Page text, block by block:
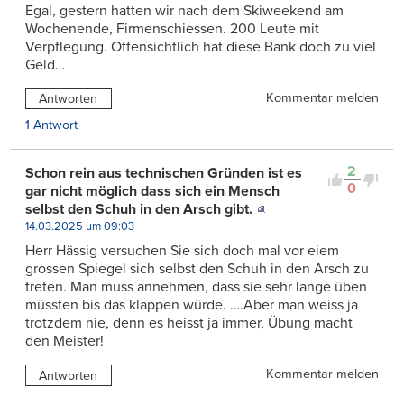
Egal, gestern hatten wir nach dem Skiweekend am
Wochenende, Firmenschiessen. 200 Leute mit
Verpflegung. Offensichtlich hat diese Bank doch zu viel
Geld…
Antworten
Kommentar melden
1 Antwort
2
0
Schon rein aus technischen Gründen ist es
gar nicht möglich dass sich ein Mensch
selbst den Schuh in den Arsch gibt.
14.03.2025 um 09:03
Herr Hässig versuchen Sie sich doch mal vor eiem
grossen Spiegel sich selbst den Schuh in den Arsch zu
treten. Man muss annehmen, dass sie sehr lange üben
müssten bis das klappen würde. ….Aber man weiss ja
trotzdem nie, denn es heisst ja immer, Übung macht
den Meister!
Antworten Kommentar melden